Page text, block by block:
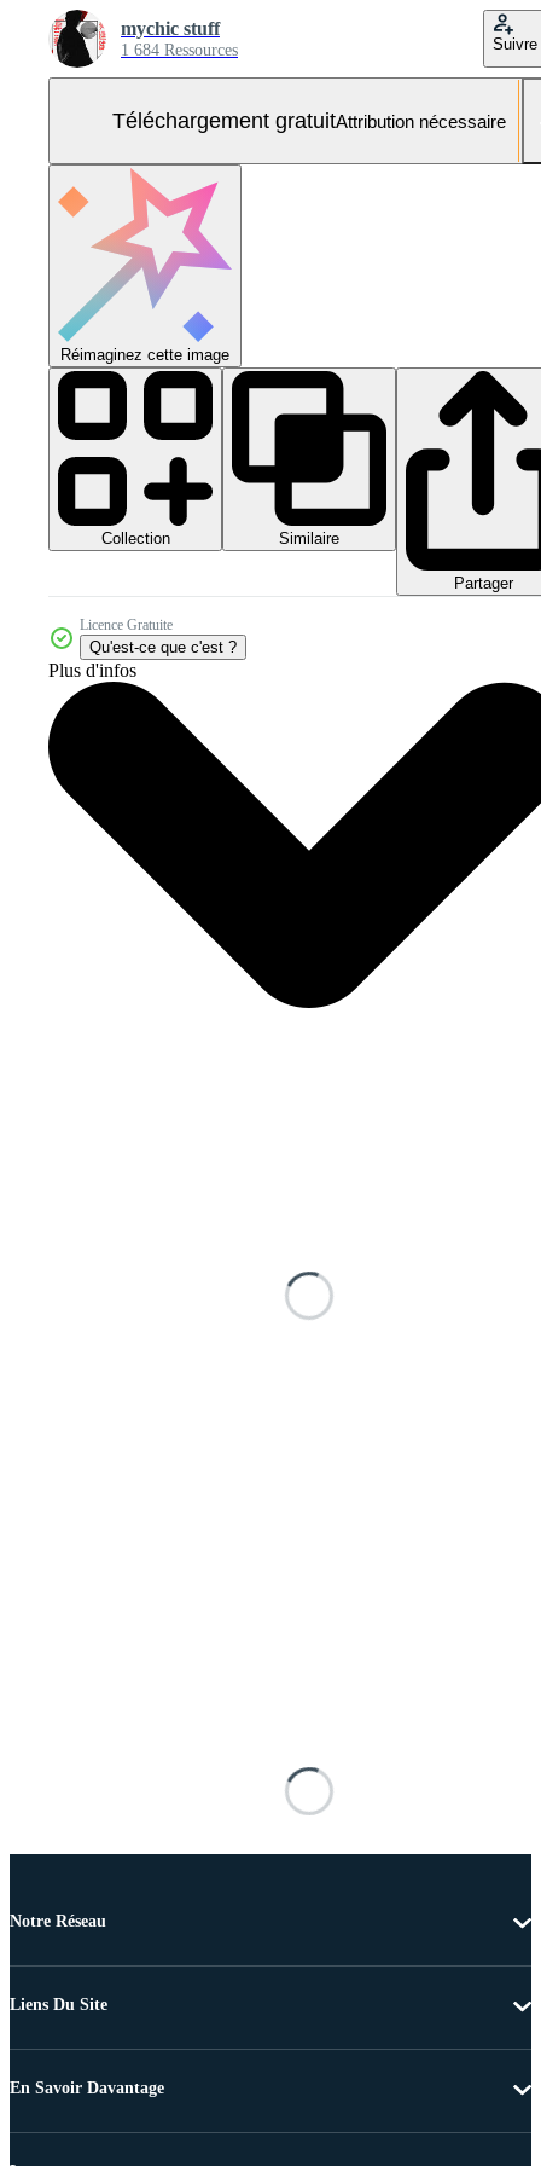
mychic stuff
1 684 Ressources Suivre
Téléchargement gratuitAttribution nécessaire
Réimaginez cette image
Collection Similaire
Partager
Licence Gratuite
Qu'est-ce que c'est ?
Plus d'infos
Notre Réseau
Liens Du Site
En Savoir Davantage